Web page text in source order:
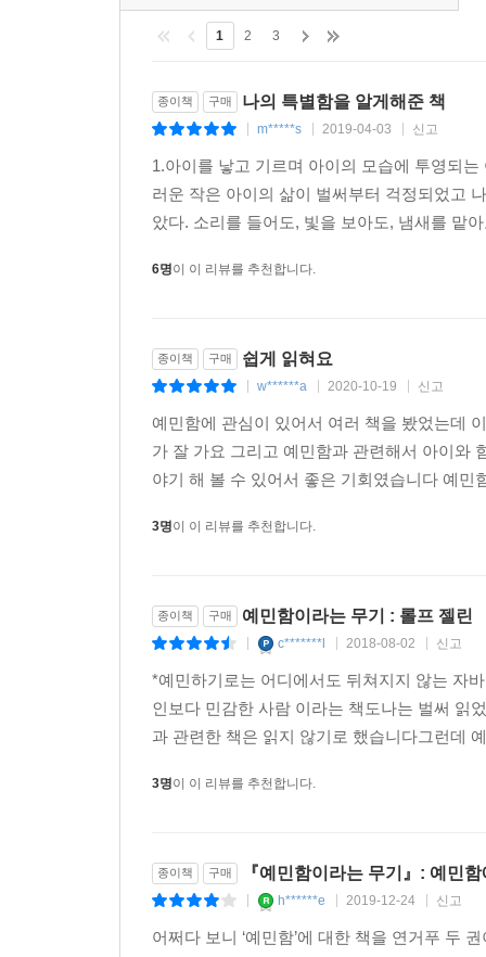
전체 리뷰(31)
종이책 구매 나의 특별함을 알게해준 책
| m*****s | 2019-04-03 | 신고
1.아이를 낳고 기르며 아이의 모습에 투영되
러운 작은 아이의 삶이 벌써부터 걱정되었고
종이책 구매 쉽게 읽혀요
w******a 2020-10-19 | 신고
예민함에 관심이 있어서 여러 책을 봤었는데
가 잘 가요 그리고 예민함과 관련해서 아이와
종이책 구매 예민함이라는 무기 : 롤프 젤린
c*******l | 2018-08-02 | 신고
*예민하기로는 어디에서도 뒤쳐지지 않는 자
인보다 민감한 사람 이라는 책도나는 벌써 읽
종이책 구매 『예민함이라는 무기』: 예민
| h******e | 2019-12-24 신고